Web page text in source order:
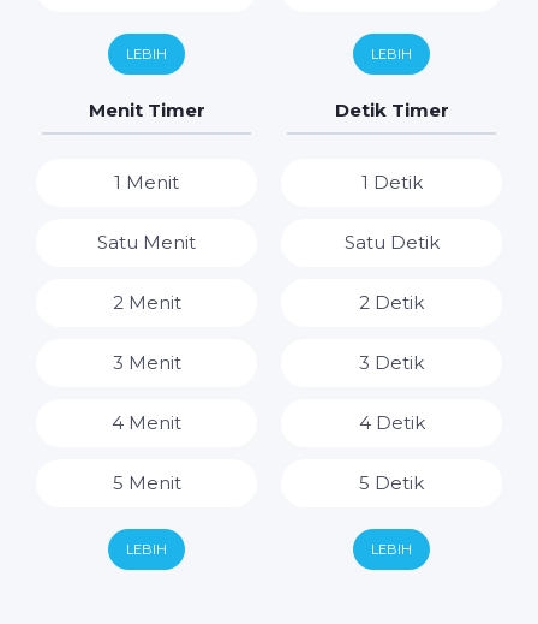
6 Hari
7 Hari
LEBIH 6 Jam
7 Jam
14 Jam
LEBIH
Menit Timer
1 Menit
Satu Menit
2 Menit
3 Menit
4 Menit
5 Menit
6 Menit
LEBIH
Detik Timer
1 Detik
Satu Detik
2 Detik
3 Detik
4 Detik
5 Detik
6 Detik
LEBIH